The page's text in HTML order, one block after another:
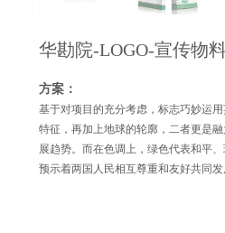
华勘院-LOGO-宣传物
方案：
基于对项目的充分考虑，标志巧妙运
特征，再加上地球的轮廓，二者更是
展趋势。而在色调上，绿色代表和平
预示着两国人民相互尊重和友好共同发